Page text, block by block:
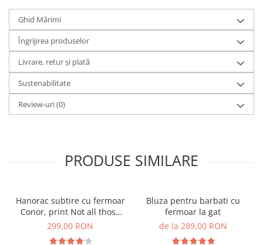
- Buzunare laterale cu deschidere cu fermoar
Ghid Mărimi
Îngrijirea produselor
Livrare, retur și plată
Sustenabilitate
Review-uri(0)
PRODUSE SIMILARE
Hanorac subtire cu fermoar
Conor, print Not all those
who wander are lost
299,00 RON
Bluza pentru barbati cu
fermoar la gat
de la 289,00 RON